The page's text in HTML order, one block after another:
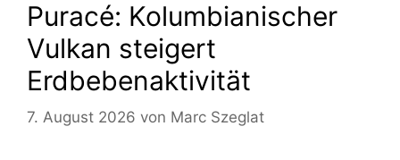
Puracé: Kolumbianischer
Vulkan steigert
Erdbebenaktivität
7. August 2026 von Marc Szeglat